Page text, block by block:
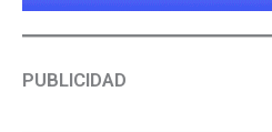
PUBLICIDAD